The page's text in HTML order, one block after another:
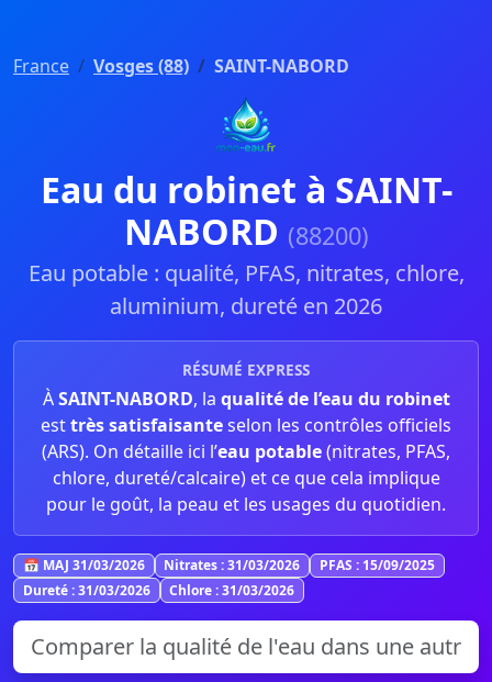
France Vosges (88) SAINT-NABORD
Eau du robinet à SAINT-
NABORD (88200)
Eau potable : qualité, PFAS, nitrates, chlore,
aluminium, dureté en 2026
RÉSUMÉ EXPRESS
ÀSAINT-NABORD, la qualité de l’eau du robinet
esttrès satisfaisanteselon les contrôles officiels
(ARS). On détaille ici l’eau potable(nitrates, PFAS,
chlore, dureté/calcaire) et ce que cela implique
pour le goût, la peau et les usages du quotidien.
📅 MAJ 31/03/2026 Nitrates : 31/03/2026
PFAS : 15/09/2025
Dureté : 31/03/2026
Chlore : 31/03/2026